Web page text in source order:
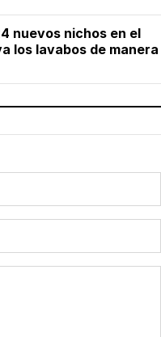
nuevos nichos en el
los lavabos de manera